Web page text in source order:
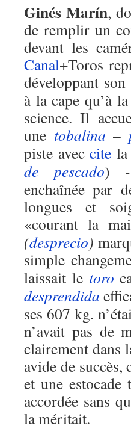
Ginés Marín,
de remplir un
devant les
Canal+Toros
développant
à la cape qu’à
science. Il
une tobalina –
piste aveccite la
de pescado) -
enchaînée par
longues et
«courant la
(desprecio)
simple
laissait le toro
desprendida
ses 607 kg.
n’avait pas de
clairement dans
avide de succès,
et une
accordée sans
la méritait.